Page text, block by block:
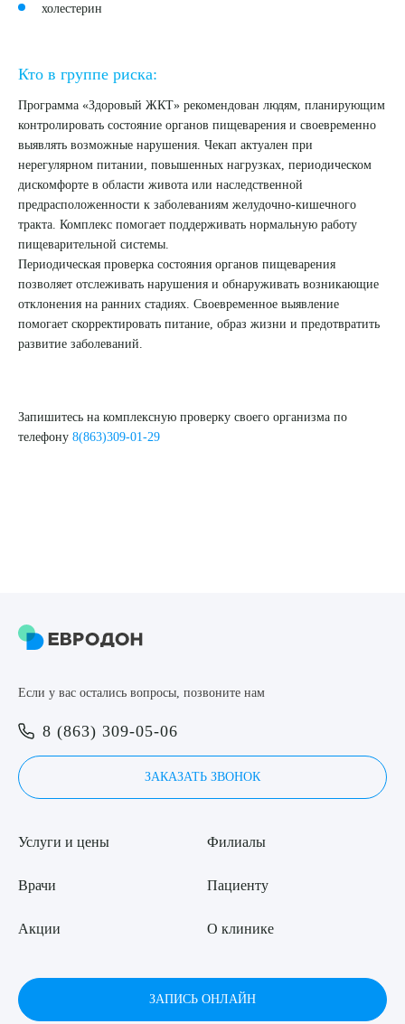
холестерин
Кто в группе риска:
Программа «Здоровый ЖКТ» рекомендован людям, планирующим
контролировать состояние органов пищеварения и своевременно
выявлять возможные нарушения. Чекап актуален при
нерегулярном питании, повышенных нагрузках, периодическом
дискомфорте в области живота или наследственной
предрасположенности к заболеваниям желудочно-кишечного
тракта. Комплекс помогает поддерживать нормальную работу
пищеварительной системы.
Периодическая проверка состояния органов пищеварения
позволяет отслеживать нарушения и обнаруживать возникающие
отклонения на ранних стадиях. Своевременное выявление
помогает скорректировать питание, образ жизни и предотвратить
развитие заболеваний.
Запишитесь на комплексную проверку своего организма по
телефону 8(863)309-01-29
Если у вас остались вопросы, позвоните нам
8 (863) 309-05-06
ЗАКАЗАТЬ ЗВОНОК
Услуги и цены
Врачи
Акции
Филиалы
Пациенту
О клинике
ЗАПИСЬ ОНЛАЙН